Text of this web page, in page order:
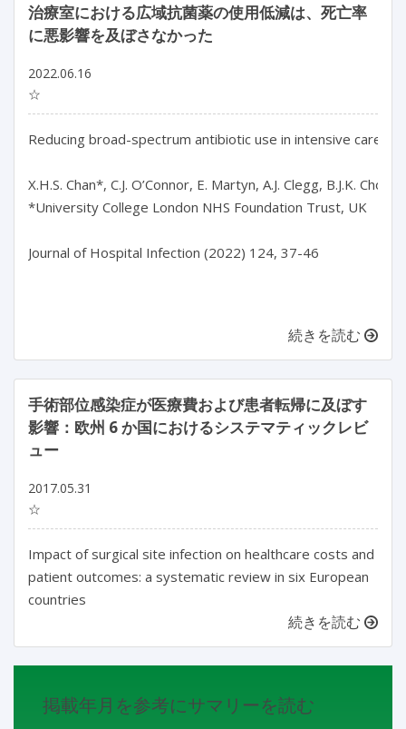
治療室における広域抗菌薬の使用低減は、死亡率
に悪影響を及ぼさなかった
2022.06.16
☆
Reducing broad-spectrum antibiotic use in intensive care
X.H.S. Chan*, C.J. O’Connor, E. Martyn, A.J. Clegg, B.J.K.
*University College London NHS Foundation Trust, UK
Journal of Hospital Infection (2022) 124, 37-46
続きを読む
手術部位感染症が医療費および患者転帰に及ぼす
影響：欧州 6 か国におけるシステマティックレビ
ュー
2017.05.31
☆
Impact of surgical site infection on healthcare costs and
patient outcomes: a systematic review in six European
countries
続きを読む
掲載年月を参考にサマリーを読む